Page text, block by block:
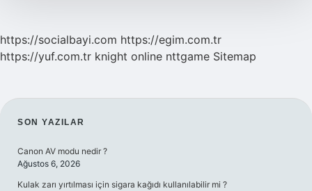
https://socialbayi.com https://egim.com.tr
https://yuf.com.tr knight online nttgame Sitemap
SIDEBAR
SON YAZILAR
Canon AV modu nedir ?
Ağustos 6, 2026
Kulak zarı yırtılması için sigara kağıdı kullanılabilir mi ?